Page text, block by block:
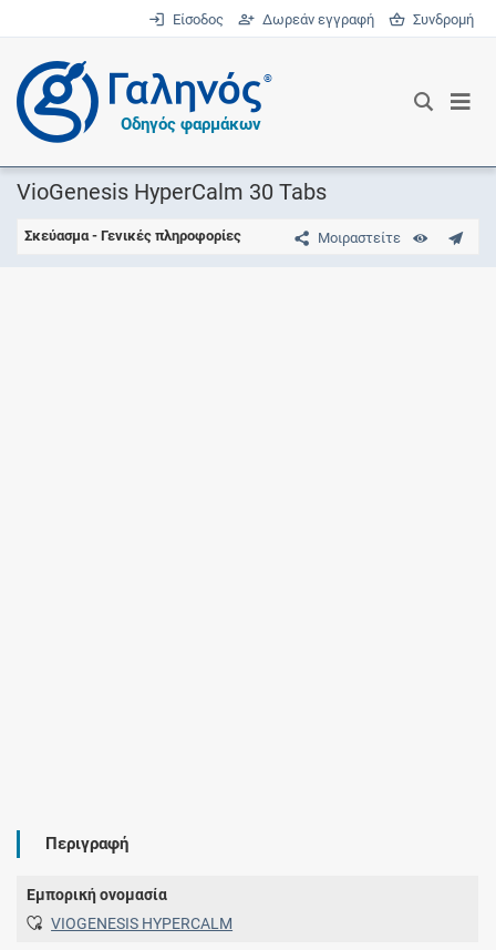
Είσοδος Δωρεάν εγγραφή Συνδρομή
®
Οδηγός φαρμάκων
VioGenesis HyperCalm 30 Tabs
Μοιραστείτε
Σκεύασμα - Γενικές πληροφορίες
Περιγραφή
Εμπορική ονομασία
VIOGENESIS HYPERCALM